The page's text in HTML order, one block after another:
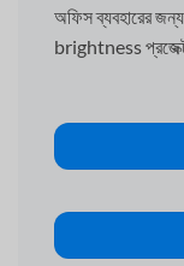
অফিস ব্যবহারের
brightness